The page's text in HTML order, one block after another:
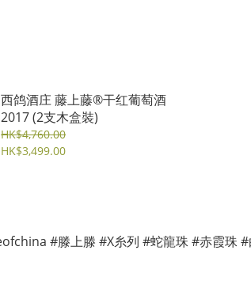
西鸽酒庄 藤上藤®干红葡萄酒
2017 (2支木盒裝)
HK$4,760.00
HK$3,499.00